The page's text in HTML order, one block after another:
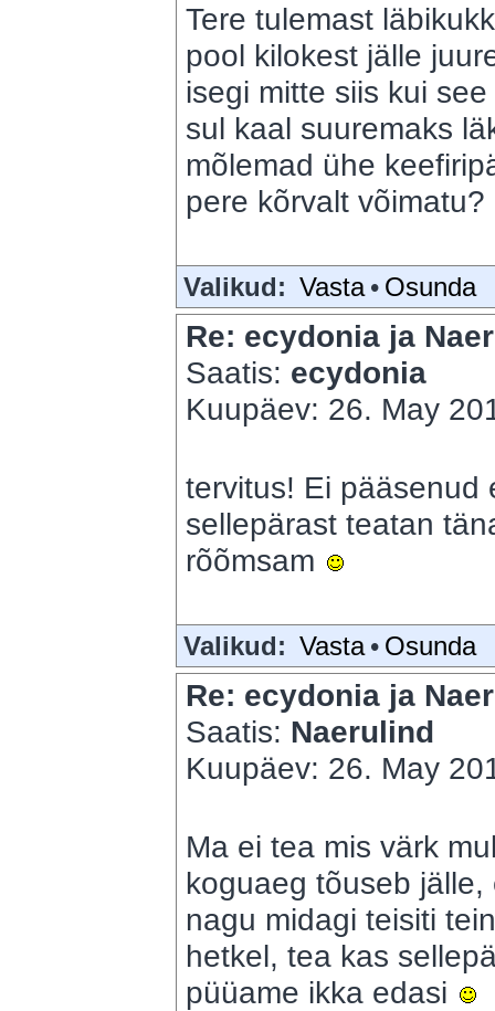
Tere tulemast
pool kilokest jälle
isegi mitte siis kui
sul kaal suuremaks
mõlemad ühe
pere kõrvalt võimatu?
Valikud: Vasta • Osunda
Re: ecydonia ja
Saatis: ecydonia
Kuupäev: 26. May
tervitus! Ei pääsenud
sellepärast teatan
rõõmsam
Valikud: Vasta • Osunda
Re: ecydonia ja
Saatis: Naerulind
Kuupäev: 26. May
Ma ei tea mis värk
koguaeg tõuseb
nagu midagi teisiti
hetkel, tea kas
püüame ikka edasi